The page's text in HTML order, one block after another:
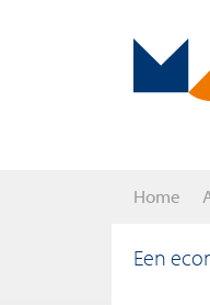
Home
Een